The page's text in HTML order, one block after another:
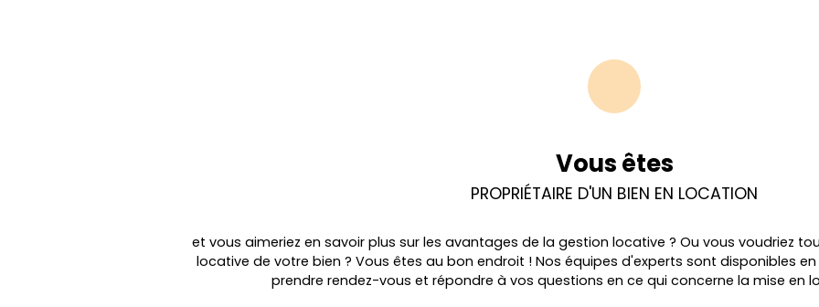
Vous êtes
PROPRIÉTAIRE D'UN BIEN EN LOCATION
et vous aimeriez en savoir plus sur les avantages de la gestion locative ? Ou vous voudriez
locative de votre bien ? Vous êtes au bon endroit ! Nos équipes d'experts sont disponibles
prendre rendez-vous et répondre à vos questions en ce qui concerne la mise en